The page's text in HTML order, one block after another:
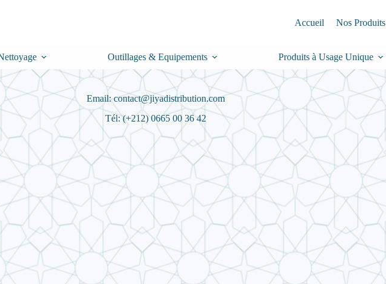
Accueil Nos Produits
Outillages & Equipements Produits à Usage Unique
Email: contact@jiyadistribution.com
Tél: (+212) 0665 00 36 42